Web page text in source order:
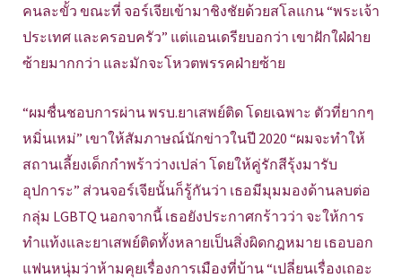
คนละขั้ว ขณะที่ จอร์เจียเข้ามาชิงชัยด้วยสโลแกน “พระเจ้า
ประเทศ และครอบครัว” แต่แอนเดรียบอกว่า เขาฝักใฝ่ฝ่าย
ซ้ายมากกว่า และมักจะโหวตพรรคฝ่ายซ้าย
“ผมชื่นชอบการผ่าน พรบ.ยาเสพย์ติด โดยเฉพาะ ตัวที่ยากๆ
หมิ่นเหม่” เขาให้สัมภาษณ์นักข่าวในปี 2020 “ผมจะทำให้
สถานเลี้ยงเด็กกำพร้าว่างเปล่า โดยให้คู่รักสีรุ้งมารับ
อุปการะ” ส่วนจอร์เจียนั้นก็รู้กันว่า เธอมีมุมมองด้านลบต่อ
กลุ่ม LGBTQ นอกจากนี้ เธอยังประกาศกร้าวว่า จะให้การ
ทำแท้งและยาเสพย์ติดทั้งหลายเป็นสิ่งผิดกฎหมาย เธอบอก
แฟนหนุ่มว่าห้ามคุยเรื่องการเมืองที่บ้าน “เปลี่ยนเรื่องเถอะ